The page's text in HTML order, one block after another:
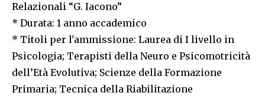
Relazionali “G. Iacono”
* Durata: 1 anno accademico
* Titoli per l'ammissione: Laurea di I livello in
Psicologia; Terapisti della Neuro e Psicomotricità
dell’Età Evolutiva; Scienze della Formazione
Primaria; Tecnica della Riabilitazione